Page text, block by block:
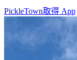
PickleTown取得 App